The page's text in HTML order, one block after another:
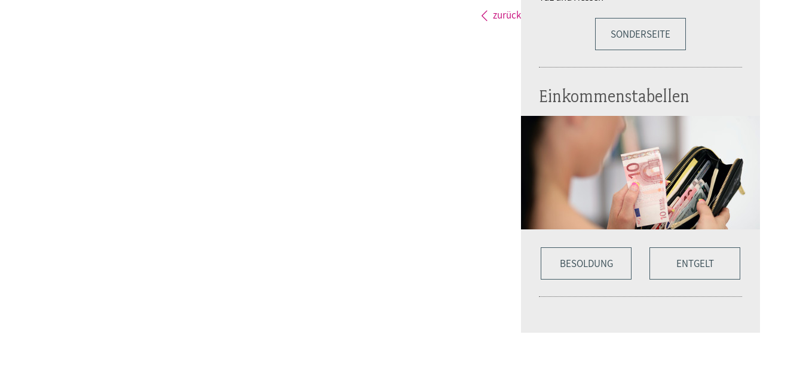
zurück
SONDERSEITE
Einkommenstabellen
BESOLDUNG ENTGELT